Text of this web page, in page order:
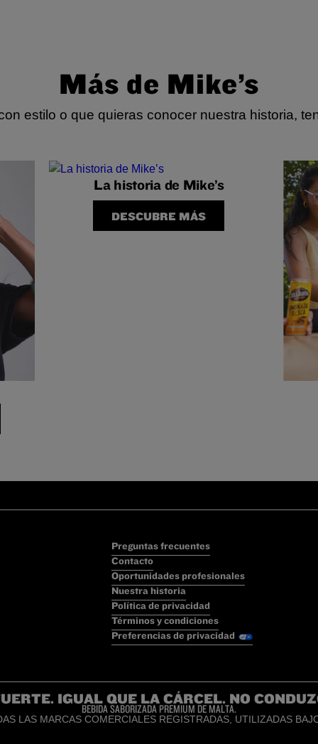
Más de Mike’s
estilo o que quieras conocer nuestra historia,
La historia de Mike’s
DESCUBRE MÁS
Preguntas frecuentes
Contacto
Oportunidades profesionales
Nuestra historia
Política de privacidad
Términos y condiciones
Preferencias de privacidad
IGUAL QUE LA CÁRCEL. NO
BEBIDA SABORIZADA PREMIUM DE MALTA.
LAS MARCAS COMERCIALES REGISTRADAS, UTILIZADAS